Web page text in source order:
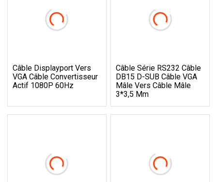
Câble Displayport Vers
VGA Câble Convertisseur
Actif 1080P 60Hz
Câble Série RS232 Câble
DB15 D-SUB Câble VGA
Mâle Vers Câble Mâle
3*3,5 Mm